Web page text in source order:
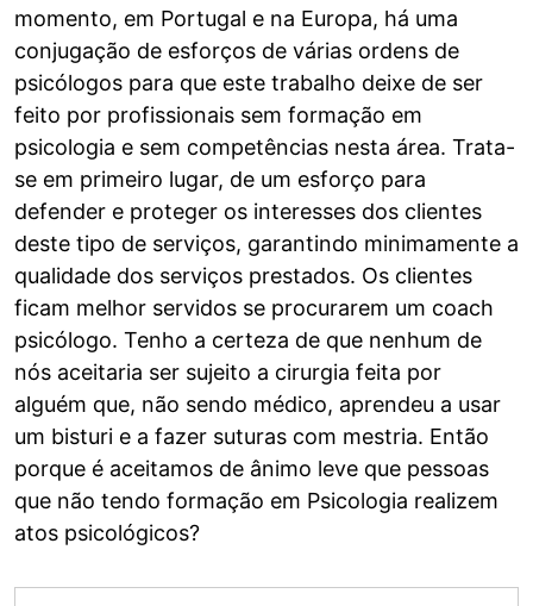
momento, em Portugal e na Europa, há uma
conjugação de esforços de várias ordens de
psicólogos para que este trabalho deixe de ser
feito por profissionais sem formação em
psicologia e sem competências nesta área. Trata-
se em primeiro lugar, de um esforço para
defender e proteger os interesses dos clientes
deste tipo de serviços, garantindo minimamente a
qualidade dos serviços prestados. Os clientes
ficam melhor servidos se procurarem um coach
psicólogo. Tenho a certeza de que nenhum de
nós aceitaria ser sujeito a cirurgia feita por
alguém que, não sendo médico, aprendeu a usar
um bisturi e a fazer suturas com mestria. Então
porque é aceitamos de ânimo leve que pessoas
que não tendo formação em Psicologia realizem
atos psicológicos?